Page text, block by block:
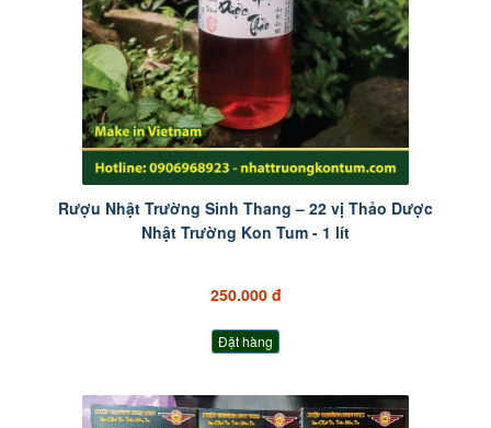
Rượu Nhật Trường Sinh Thang – 22 vị Thảo Dược
Nhật Trường Kon Tum - 1 lít
250.000 đ
Đặt hàng